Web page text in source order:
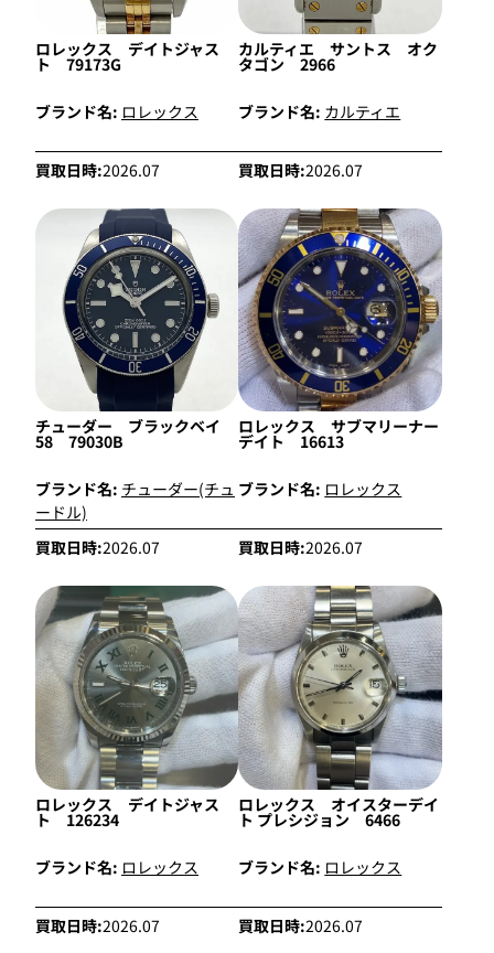
ロレックス デイトジャス
ト 79173G
ブランド名: ロレックス
買取日時:2026.07
カルティエ サントス オク
タゴン 2966
ブランド名: カルティエ
買取日時:2026.07
チューダー ブラックベイ
58 79030B
ブランド名: チューダー(チュ
ードル)
買取日時:2026.07
ロレックス サブマリーナー
デイト 16613
ブランド名: ロレックス
買取日時:2026.07
ロレックス デイトジャス
ト 126234
ブランド名: ロレックス
買取日時:2026.07
ロレックス オイスターデイ
ト プレシジョン 6466
ブランド名: ロレックス
買取日時:2026.07